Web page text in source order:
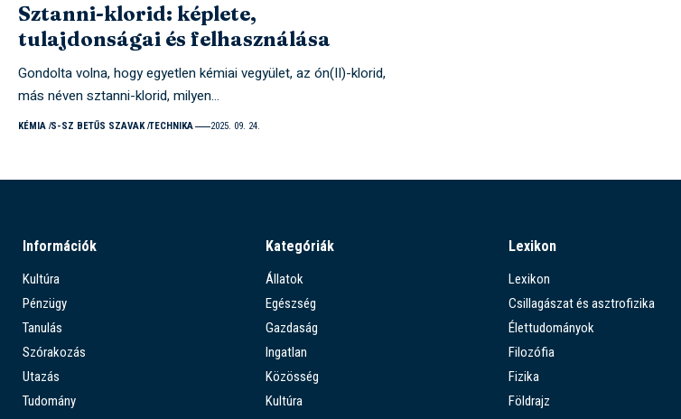
Sztanni-klorid: képlete,
tulajdonságai és felhasználása
Gondolta volna, hogy egyetlen kémiai vegyület, az ón(II)-klorid,
más néven sztanni-klorid, milyen…
KÉMIA S-SZ BETŰS SZAVAK TECHNIKA 2025. 09. 24.
Információk
Kultúra
Pénzügy
Tanulás
Szórakozás
Utazás
Tudomány
Kategóriák
Állatok
Egészség
Gazdaság
Ingatlan
Közösség
Kultúra
Lexikon
Lexikon
Csillagászat és asztrofizika
Élettudományok
Filozófia
Fizika
Földrajz